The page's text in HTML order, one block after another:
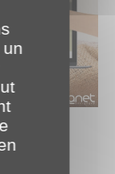
toute